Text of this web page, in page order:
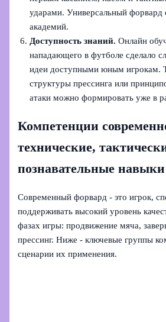
ударами. Универсальный форвард
академий.
Доступность знаний. Онлайн
нападающего в футболе сделало
идеи доступными юным игрокам.
структуры прессинга или
атаки можно формировать уже в
Компетенции
технические,
познавательные навыки
Современный форвард - это игрок,
поддерживать высокий уровень
фазах игры: продвижение мяча,
прессинг. Ниже - ключевые группы
сценарии их применения.